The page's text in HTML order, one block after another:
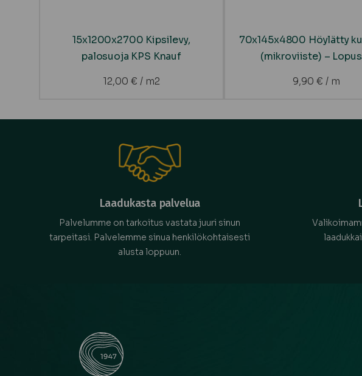
15x1200x2700 Kipsilevy,
palosuoja KPS Knauf
12,00 € / m2
70x145x4800 Höylätty
(mikroviiste) –
9,90 € / m
Laadukasta palvelua
Palvelumme on tarkoitus vastata juuri sinun
tarpeitasi. Palvelemme sinua henkilökohtaisesti
alusta loppuun.